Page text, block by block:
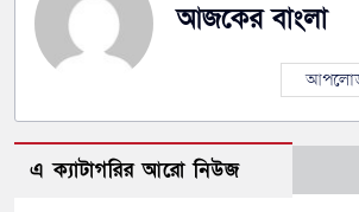
আজকের বাংলা
এ ক্যাটাগরির আরো নিউজ